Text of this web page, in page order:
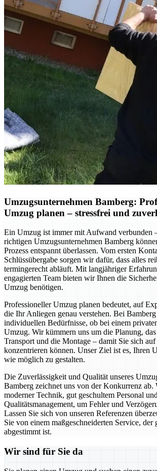
Umzugsunternehmen Bamberg:
Umzug planen – stressfrei und
Ein Umzug ist immer mit Aufwand verbunden
richtigen Umzugsunternehmen Bamberg
Prozess entspannt überlassen. Vom ersten
Schlüssübergabe sorgen wir dafür, dass alles
termingerecht abläuft. Mit langjähriger
engagierten Team bieten wir Ihnen die
Umzug benötigen.
Professioneller Umzug planen bedeutet, auf
die Ihr Anliegen genau verstehen. Bei
individuellen Bedürfnisse, ob bei einem
Umzug. Wir kümmern uns um die Planung, das
Transport und die Montage – damit Sie sich
konzentrieren können. Unser Ziel ist es, Ihren
wie möglich zu gestalten.
Die Zuverlässigkeit und Qualität unseres
Bamberg zeichnet uns von der Konkurrenz ab.
moderner Technik, gut geschultem Personal
Qualitätsmanagement, um Fehler und
Lassen Sie sich von unseren Referenzen
Sie von einem maßgeschneiderten Service, der
abgestimmt ist.
Wir sind für Sie da